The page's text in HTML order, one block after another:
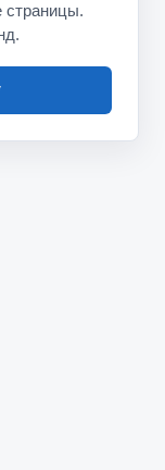
страницы.